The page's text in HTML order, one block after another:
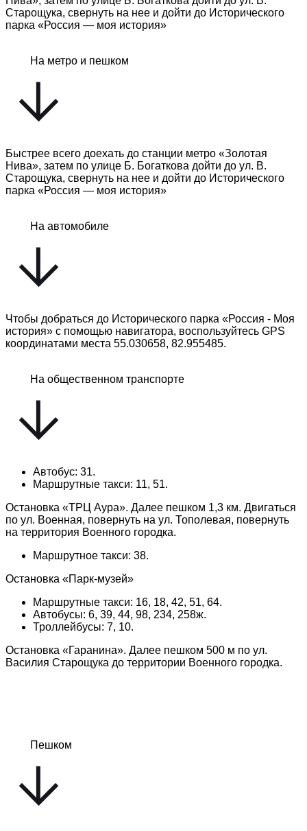
Старощука, свернуть на нее и дойти до Исторического
парка «Россия — моя история»
На метро и пешком
Быстрее всего доехать до станции метро «Золотая
Нива», затем по улице Б. Богаткова дойти до ул. В.
Старощука, свернуть на нее и дойти до Исторического
парка «Россия — моя история»
На автомобиле
Чтобы добраться до Исторического парка «Россия - Моя
история» с помощью навигатора, воспользуйтесь GPS
координатами места 55.030658, 82.955485.
На общественном транспорте
Автобус: 31.
Маршрутные такси: 11, 51.
Остановка «ТРЦ Аура». Далее пешком 1,3 км. Двигаться
по ул. Военная, повернуть на ул. Тополевая, повернуть
на территория Военного городка.
Маршрутное такси: 38.
Остановка «Парк-музей»
Маршрутные такси: 16, 18, 42, 51, 64.
Автобусы: 6, 39, 44, 98, 234, 258ж.
Троллейбусы: 7, 10.
Остановка «Гаранина». Далее пешком 500 м по ул.
Василия Старощука до территории Военного городка.
Пешком